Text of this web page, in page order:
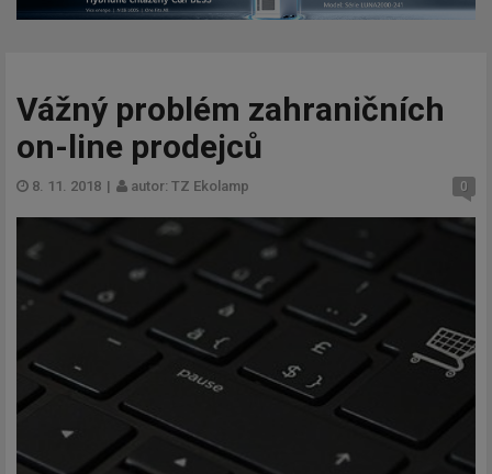
Vážný problém zahraničních
on-line prodejců
8. 11. 2018 | autor: TZ Ekolamp 0